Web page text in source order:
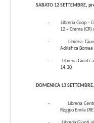
SABATO 12 SETTEMBRE,
-
Libreria Coop –
12 – Crema
-
Libreria
Adriatica Borsea
-
Libreria Giunti
14.30
DOMENICA 13
-
Libreria
Reggio Emila